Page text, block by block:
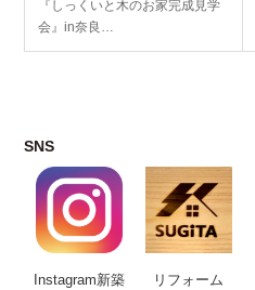
『しっくいと木のお家完成見学
会』in奈良…
SNS
Instagram新築 リフォーム